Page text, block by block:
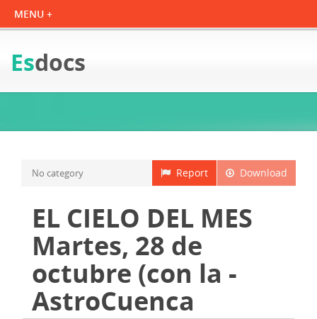
Esdocs
Download
Report
No category
EL CIELO DEL MES
Martes, 28 de
octubre (con la -
AstroCuenca